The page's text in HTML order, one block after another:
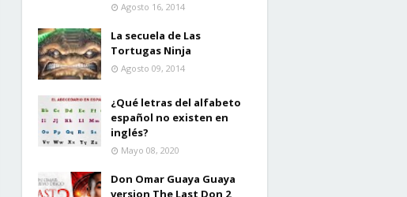
Agosto 16, 2014
La secuela de Las
Tortugas Ninja
Agosto 09, 2014
¿Qué letras del alfabeto
español no existen en
inglés?
Mayo 08, 2020
Don Omar Guaya Guaya
version The Last Don 2